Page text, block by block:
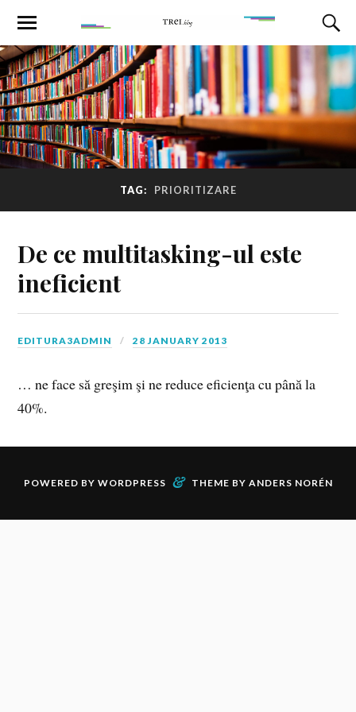
TAG: PRIORITIZARE
De ce multitasking-ul este
ineficient
EDITURA3ADMIN 28 JANUARY 2013
… ne face să greşim şi ne reduce eficienţa cu până la
40%.
POWERED BY WORDPRESS & THEME BY ANDERS NORÉN